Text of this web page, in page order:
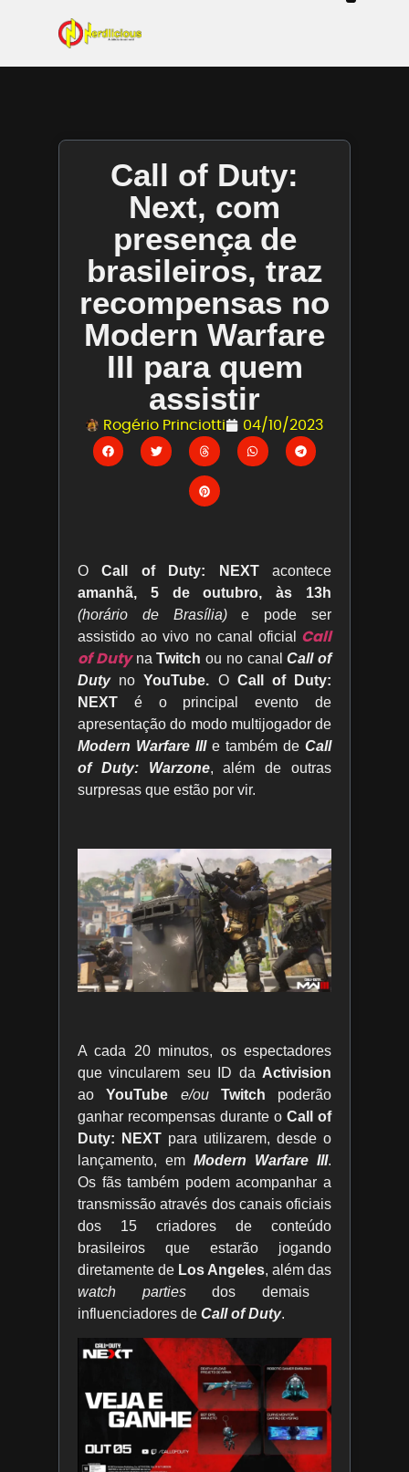
Call of Duty:
Next, com
presença de
brasileiros, traz
recompensas no
Modern Warfare
III para quem
assistir
Rogério Princiotti 04/10/2023
OCall of Duty: NEXTacontece
amanhã, 5 de outubro, às 13h
(horário de Brasília)e pode ser
assistido ao vivo no canal oficial
Call
of DutynaTwitch ou no canalCall of
Duty noYouTube. O Call of Duty:
NEXT é o principal evento de
apresentação do modo multijogador de
Modern Warfare IIIe também de Call
of Duty: Warzone, além de outras
surpresas que estão por vir.
A cada 20 minutos, os espectadores
que vincularem seu ID da Activision
aoYouTube e/ou Twitch poderão
ganhar recompensas durante o Call of
Duty: NEXT para utilizarem, desde o
lançamento, em Modern Warfare III.
Os fãs também podem acompanhar a
transmissão através dos canais oficiais
dos 15 criadores de conteúdo
brasileiros que estarão jogando
diretamente de Los Angeles, além das
watch partiesdos demais
influenciadores de Call of Duty.